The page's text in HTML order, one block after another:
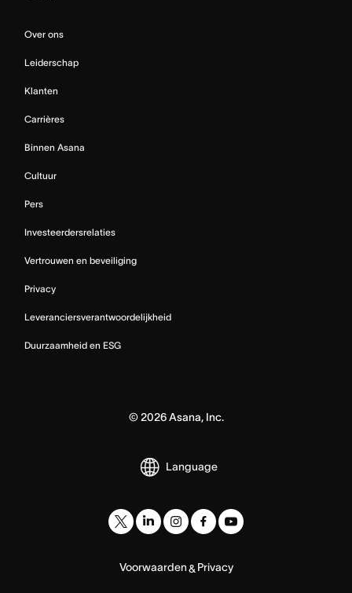
Over ons
Leiderschap
Klanten
Carrières
Binnen Asana
Cultuur
Pers
Investeerdersrelaties
Vertrouwen en beveiliging
Privacy
Leveranciersverantwoordelijkheid
Duurzaamheid en ESG
© 2026Asana, Inc.
Language
Voorwaarden& Privacy